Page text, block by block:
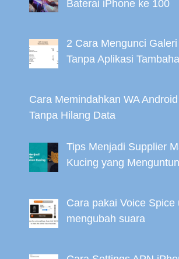
Baterai iPhone ke 100
2 Cara Mengunci
Tanpa Aplikasi
Cara Memindahkan WA
Tanpa Hilang Data
Tips Menjadi Supplier
Kucing yang
Cara pakai Voice Spice
mengubah suara